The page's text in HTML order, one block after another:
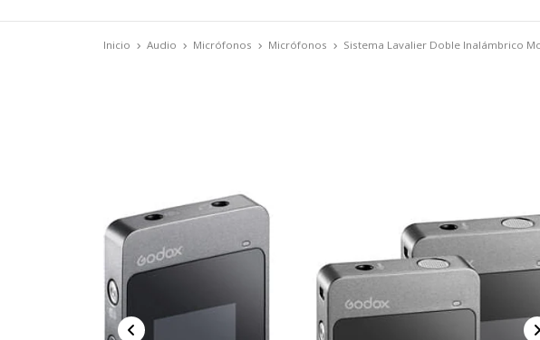
Inicio Audio Micrófonos Micrófonos Sistema Lavalier Doble Inalámbrico